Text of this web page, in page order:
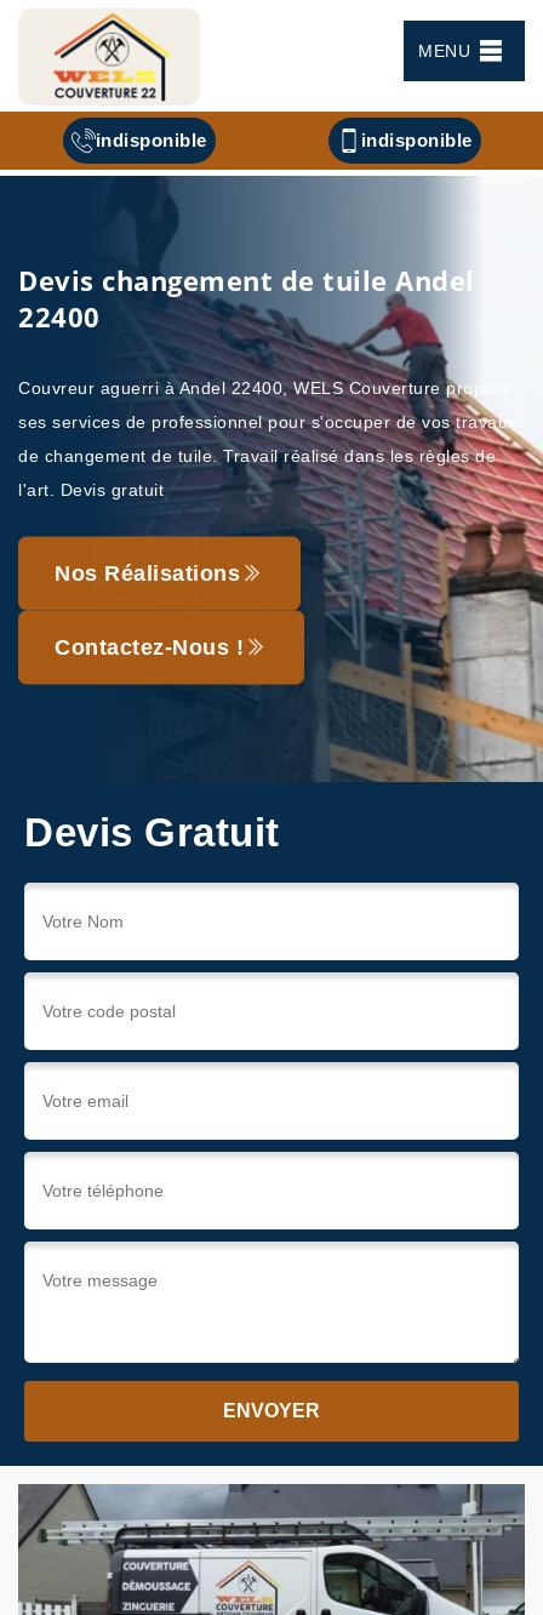
MENU
indisponible indisponible
Devis changement de tuile Andel
22400
Couvreur aguerri à Andel 22400, WELS Couverture propose
ses services de professionnel pour s'occuper de vos travaux
de changement de tuile. Travail réalisé dans les règles de
l'art. Devis gratuit
Nos Réalisations
Contactez-Nous !
Devis Gratuit